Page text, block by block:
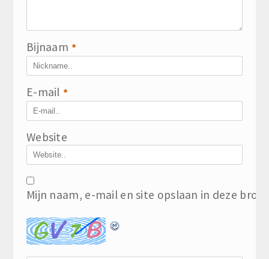
Bijnaam *
E-mail *
Website
Mijn naam, e-mail en site opslaan in deze